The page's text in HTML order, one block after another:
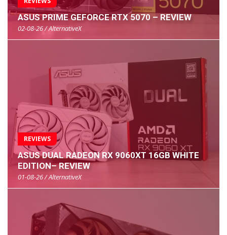
ASUS PRIME GEFORCE RTX 5070 – REVIEW
02-08-26 / AlternativeX
REVIEWS
ASUS DUAL RADEON RX 9060XT 16GB WHITE
EDITION– REVIEW
01-08-26 / AlternativeX